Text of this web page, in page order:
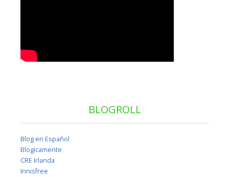
BLOGROLL
Blog en Español
Blogicamente
CRE Irlanda
Innisfree